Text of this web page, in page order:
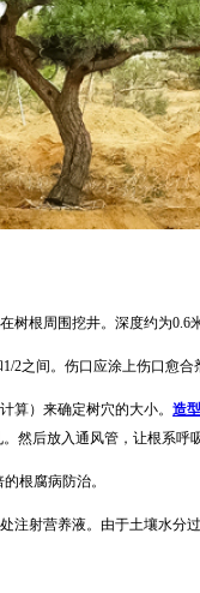
根周围挖井。深度约为0.6
之间。伤口应涂上伤口愈合
算）来确定树穴的大小。造
然后放入通风管，让根系呼吸
根腐病防治。
注射营养液。由于土壤水分